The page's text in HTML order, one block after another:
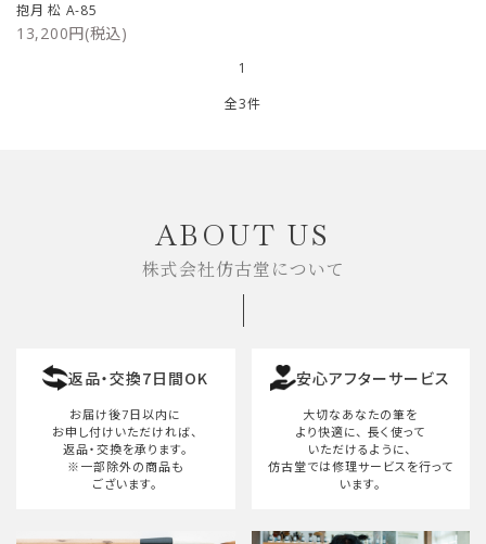
抱月 松 A-85
13,200円(税込)
1
全3件
検索する
ABOUT US
株式会社仿古堂について
返品・交換7日間OK
お届け後7日以内に
お申し付けいただければ、
返品・交換を承ります。
※一部除外の商品も
ございます。
安心アフターサービス
大切なあなたの筆を
より快適に、 長く使って
いただけるように、
仿古堂では修理サービスを行って
います。